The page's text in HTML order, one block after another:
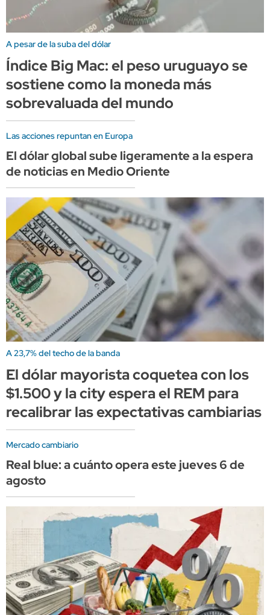
A pesar de la suba del dólar
Índice Big Mac: el peso uruguayo se
sostiene como la moneda más
sobrevaluada del mundo
Las acciones repuntan en Europa
El dólar global sube ligeramente a la espera
de noticias en Medio Oriente
A 23,7% del techo de la banda
El dólar mayorista coquetea con los
$1.500 y la city espera el REM para
recalibrar las expectativas cambiarias
Mercado cambiario
Real blue: a cuánto opera este jueves 6 de
agosto